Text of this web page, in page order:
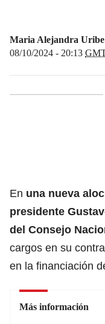
Maria Alejandra Uribe
08/10/2024 - 20:13
En una nueva
presidente
del Consejo
cargos en su
en la financiación
Más información